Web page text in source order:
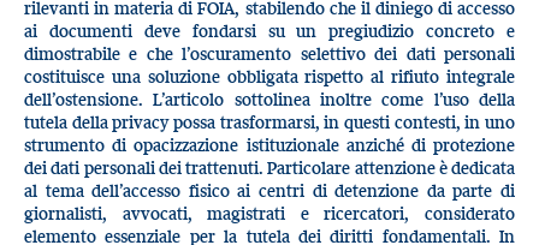
rilevanti in materia di FOIA, stabilendo che il diniego di accesso
ai documenti deve fondarsi su un pregiudizio concreto e
dimostrabile e che l’oscuramento selettivo dei dati personali
costituisce una soluzione obbligata rispetto al rifiuto integrale
dell’ostensione. L’articolo sottolinea inoltre come l’uso della
tutela della privacy possa trasformarsi, in questi contesti, in uno
strumento di opacizzazione istituzionale anziché di protezione
dei dati personali dei trattenuti. Particolare attenzione è dedicata
al tema dell’accesso fisico ai centri di detenzione da parte di
giornalisti, avvocati, magistrati e ricercatori, considerato
elemento essenziale per la tutela dei diritti fondamentali. In